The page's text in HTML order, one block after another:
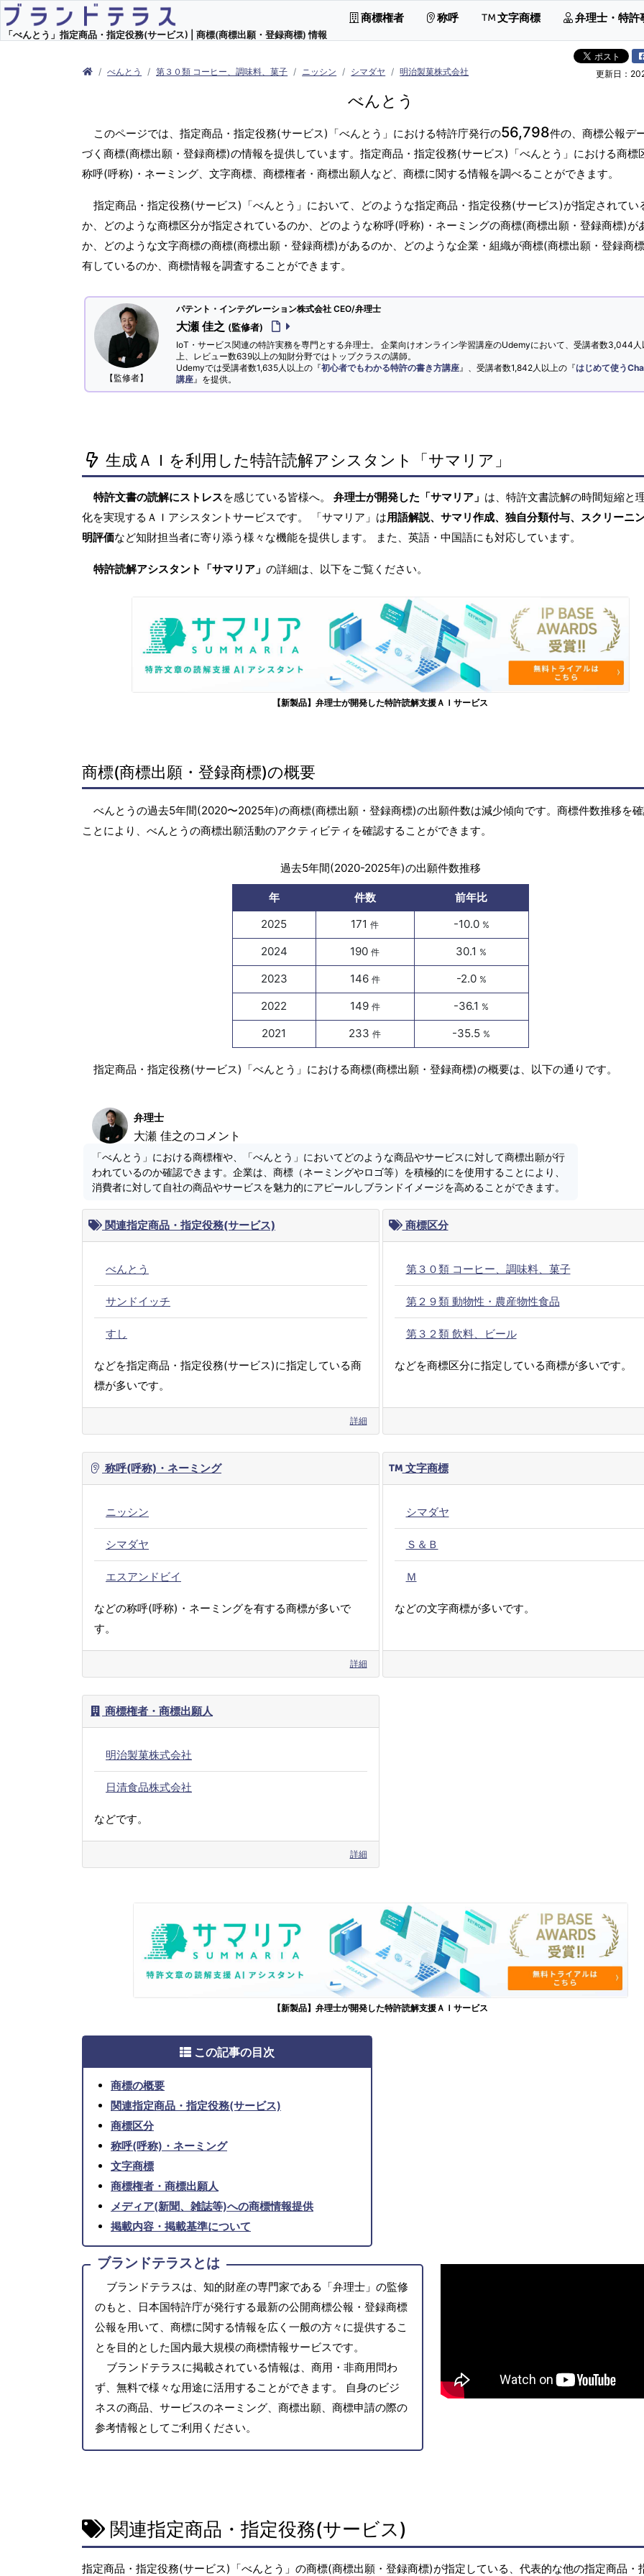
「べんとう」指定商品・指定役務(サービス) | 商標(商標出願・登録商標) 情報
商標権者 称呼 文字商標 弁理士・特許
べんとう 第３０類 コーヒー、調味料、菓子 ニッシン シマダヤ 明治製菓株式会社 更新日：
べんとう
このページでは、指定商品・指定役務(サービス)「べんとう」における特許庁発行の56,798件の、商標公報デ
づく商標(商標出願・登録商標)の情報を提供しています。指定商品・指定役務(サービス)「べんとう」における商標
称呼(呼称)・ネーミング、文字商標、商標権者・商標出願人など、商標に関する情報を調べることができます。
指定商品・指定役務(サービス)「べんとう」において、どのような指定商品・指定役務(サービス)が指定されてい
か、どのような商標区分が指定されているのか、どのような称呼(呼称)・ネーミングの商標(商標出願・登録商標)が
か、どのような文字商標の商標(商標出願・登録商標)があるのか、どのような企業・組織が商標(商標出願・登録商
有しているのか、商標情報を調査することができます。
【監修者】
パテント・インテグレーション株式会社 CEO/弁理士
大瀬 佳之 (監修者)
IoT・サービス関連の特許実務を専門とする弁理士。 企業向けオンライン学習講座のUdemyにおいて、受講者数3,044人
上、レビュー数639以上の知財分野ではトップクラスの講師。
Udemyでは受講者数1,635人以上の『初心者でもわかる特許の書き方講座 』、受講者数1,842人以上の『はじめて使う
講座 』を提供。
生成ＡＩを利用した特許読解アシスタント「サマリア」
特許文書の読解にストレスを感じている皆様へ。 弁理士が開発した「サマリア」 は、特許文書読解の時間短縮と
化を実現するＡＩアシスタントサービスです。 「サマリア」は用語解説、サマリ作成、独自分類付与、スクリーニ
明評価など知財担当者に寄り添う様々な機能を提供します。 また、英語・中国語にも対応しています。
特許読解アシスタント「サマリア」 の詳細は、以下をご覧ください。
【新製品】弁理士が開発した特許読解支援ＡＩサービス
商標(商標出願・登録商標)の概要
べんとうの過去5年間(2020〜2025年)の商標(商標出願・登録商標)の出願件数は減少傾向です。商標件数推移を
ことにより、べんとうの商標出願活動のアクティビティを確認することができます。
過去5年間(2020-2025年)の出願件数推移
年 件数
前年比
2025
171件 -10.0 %
2024 190件 30.1 %
2023 146 件 -2.0 %
2022 149 件 -36.1 %
2021 233件 -35.5 %
指定商品・指定役務(サービス)「べんとう」における商標(商標出願・登録商標)の概要は、以下の通りです。
弁理士
大瀬 佳之のコメント
「べんとう」における商標権や、「べんとう」においてどのような商品やサービスに対して商標出願が行
われているのか確認できます。企業は、商標（ネーミングやロゴ等）を積極的にを使用することにより、
消費者に対して自社の商品やサービスを魅力的にアピールしブランドイメージを高めることができます。
関連指定商品・指定役務(サービス)
べんとう
サンドイッチ
すし
などを指定商品・指定役務(サービス)に指定している商
標が多いです。
詳細
商標区分
第３０類 コーヒー、調味料、菓子
第２９類 動物性・農産物性食品
第３２類 飲料、ビール
などを商標区分に指定している商標が多いです。
称呼(呼称)・ネーミング
ニッシン
シマダヤ
エスアンドビイ
などの称呼(呼称)・ネーミングを有する商標が多いで
す。
詳細
文字商標
シマダヤ
Ｓ＆Ｂ
Ｍ
などの文字商標が多いです。
商標権者・商標出願人
明治製菓株式会社
日清食品株式会社
などです。
詳細
【新製品】弁理士が開発した特許読解支援ＡＩサービス
この記事の目次
商標の概要
関連指定商品・指定役務(サービス)
商標区分
称呼(呼称)・ネーミング
文字商標
商標権者・商標出願人
メディア(新聞、雑誌等)への商標情報提供
掲載内容・掲載基準について
ブランドテラスとは
ブランドテラスは、知的財産の専門家である「弁理士」の監修
のもと、日本国特許庁が発行する最新の公開商標公報・登録商標
公報を用いて、商標に関する情報を広く一般の方々に提供するこ
とを目的とした国内最大規模の商標情報サービスです。
ブランドテラスに掲載されている情報は、商用・非商用問わ
ず、無料で様々な用途に活用することができます。 自身のビジ
ネスの商品、サービスのネーミング、商標出願、商標申請の際の
参考情報としてご利用ください。
関連指定商品・指定役務(サービス)
指定商品・指定役務(サービス)「べんとう」の商標(商標出願・登録商標)が指定している、代表的な他の指定商品・